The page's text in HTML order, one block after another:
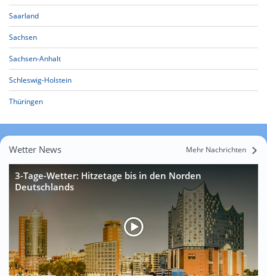
Saarland
Sachsen
Sachsen-Anhalt
Schleswig-Holstein
Thüringen
Wetter News Mehr Nachrichten
3-Tage-Wetter: Hitzetage bis in den Norden
Deutschlands